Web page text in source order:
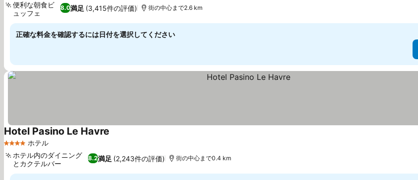
8.0満足 (3,415件の評価)
便利な朝食ビ
ュッフェ
街の中心まで2.6 km
正確な料金を確認するには日付を選択してください
4 ホテルのランク
ホテル
Hotel Pasino Le Havre
8.2満足 (2,243件の評価)
ホテル内のダイニング
とカクテルバー
街の中心まで0.4 km